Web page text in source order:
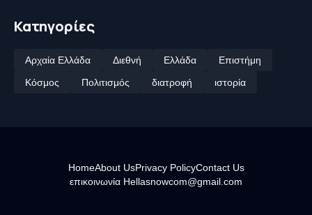
Κατηγορίες
Αρχαία Ελλάδα Διεθνή Ελλάδα
Επιστήμη
Κόσμος
Πολιτισμός διατροφή ιστορία
επικοινωνία Hellasnowcom@gmail.com
HomeAbout UsPrivacy PolicyContact Us